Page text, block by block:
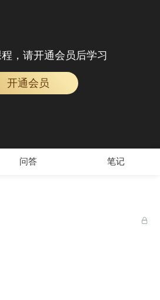
，请开通会员后学习
开通会员
问答 笔记
